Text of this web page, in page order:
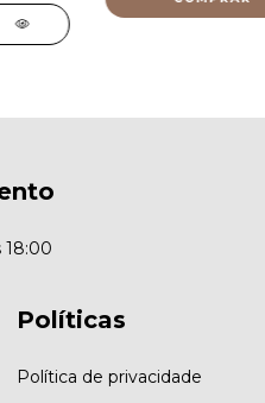
18:00
Políticas
Política de privacidade